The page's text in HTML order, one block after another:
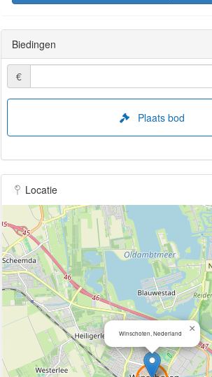
Biedingen
€
Plaats bod
Locatie
Winschoten, Nederland ×